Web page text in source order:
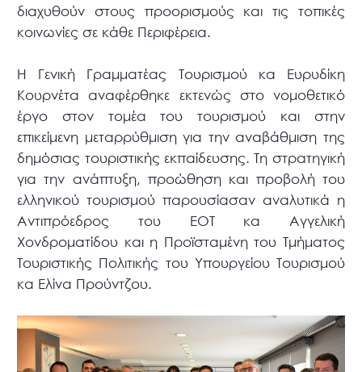
διαχυθούν στους προορισμούς και τις τοπικές
κοινωνίες σε κάθε Περιφέρεια.
Η Γενική Γραμματέας Τουρισμού κα Ευρυδίκη
Κουρνέτα αναφέρθηκε εκτενώς στο νομοθετικό
έργο στον τομέα του τουρισμού και στην
επικείμενη μεταρρύθμιση για την αναβάθμιση της
δημόσιας τουριστικής εκπαίδευσης. Τη στρατηγική
για την ανάπτυξη, προώθηση και προβολή του
ελληνικού τουρισμού παρουσίασαν αναλυτικά η
Αντιπρόεδρος του ΕΟΤ κα Αγγελική
Χονδροματίδου και η Προϊσταμένη του Τμήματος
Τουριστικής Πολιτικής του Υπουργείου Τουρισμού
κα Ελίνα Προύντζου.